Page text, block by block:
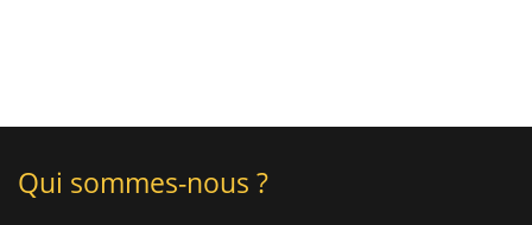
Qui sommes-nous ?